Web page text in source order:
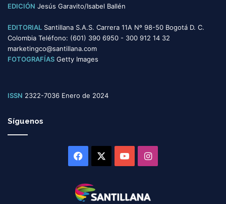
EDICIÓN Jesús Garavito/Isabel Ballén
EDITORIAL Santillana S.A.S. Carrera 11A Nº 98-50 Bogotá D. C.
Colombia Teléfono: (601) 390 6950 - 300 912 14 32
marketingco@santillana.com
FOTOGRAFÍAS Getty Images
ISSN 2322-7036 Enero de 2024
Síguenos
Facebook YouTubeInstagram